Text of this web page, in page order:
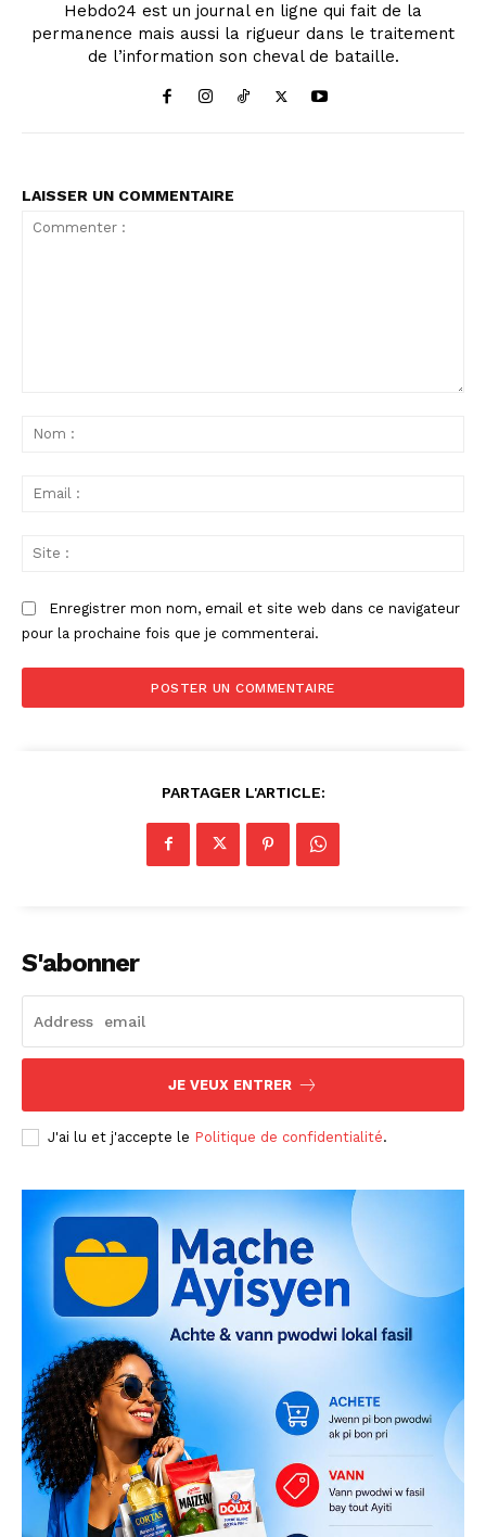
Hebdo24 est un journal en ligne qui fait de la
permanence mais aussi la rigueur dans le traitement
de l’information son cheval de bataille.
LAISSER UN COMMENTAIRE
Enregistrer mon nom, email et site web dans ce navigateur
pour la prochaine fois que je commenterai.
PARTAGER L'ARTICLE:
S'abonner
JE VEUX ENTRER
J'ai lu et j'accepte le Politique de confidentialité.